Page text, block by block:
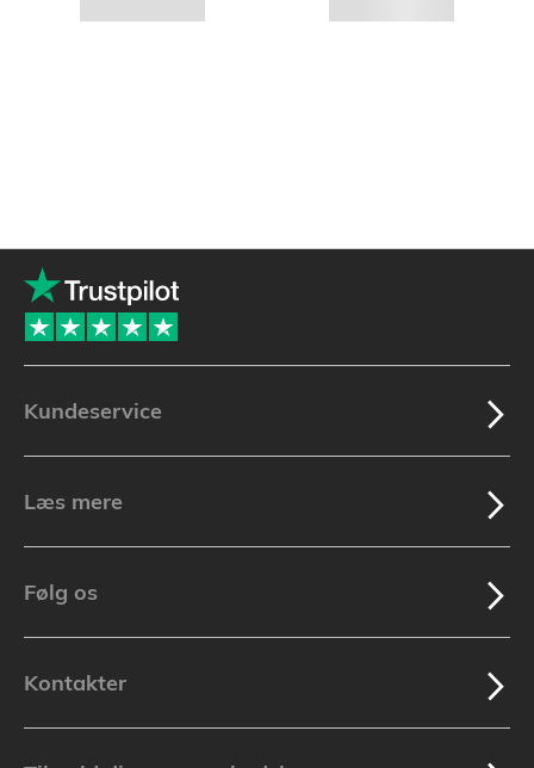
Kundeservice
Læs mere
Følg os
Kontakter